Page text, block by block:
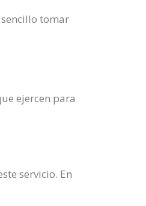
tomar
ejercen para
servicio. En